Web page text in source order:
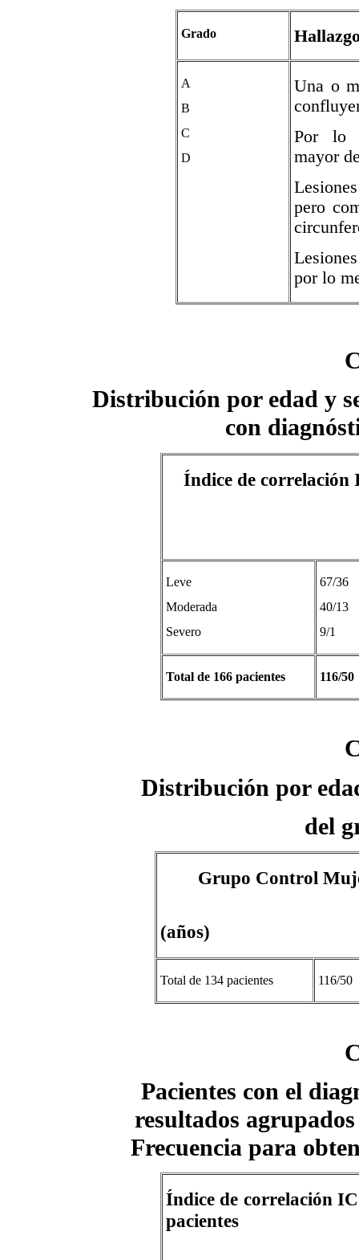
Grado
A
B
C
D
Una o
Por lo
mayor
pero
por lo
Distribución por edad y
con
Índice de correlación
Leve
Moderada
Severo
67/36
40/13
9/1
Total de 166 pacientes 116/50
Distribución por
del
Grupo Control
(años)
Total de 134 pacientes 116/50
Pacientes con el
resultados
Frecuencia para
Índice de
pacientes